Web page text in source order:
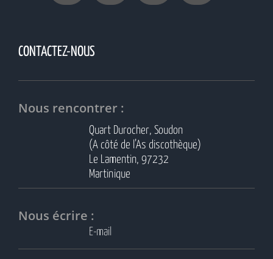
CONTACTEZ-NOUS
Nous rencontrer :
Quart Durocher, Soudon
(A côté de l’As discothèque)
Le Lamentin, 97232
Martinique
Nous écrire :
E-mail